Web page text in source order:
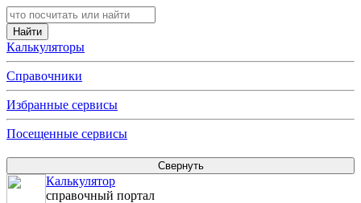
Калькуляторы
Справочники
Избранные сервисы
Посещенные сервисы
Калькулятор
справочный портал